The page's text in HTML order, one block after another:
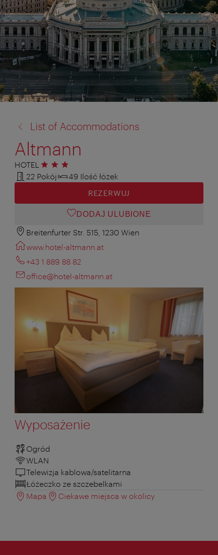
do:
List of Accommodations
Altmann
HOTEL 3 gwiazdki
22 Pokój
49 Ilość łóżek
REZERWUJ
DODAJ ULUBIONE
Breitenfurter Str. 515, 1230 Wien
www.hotel-altmann.at
+43 1 889 88 82
office@hotel-altmann.at
Wyposażenie
Ogród
WLAN
Telewizja kablowa/satelitarna
Łóżeczko ze szczebelkami
Mapa
Ciekawe miejsca w okolicy